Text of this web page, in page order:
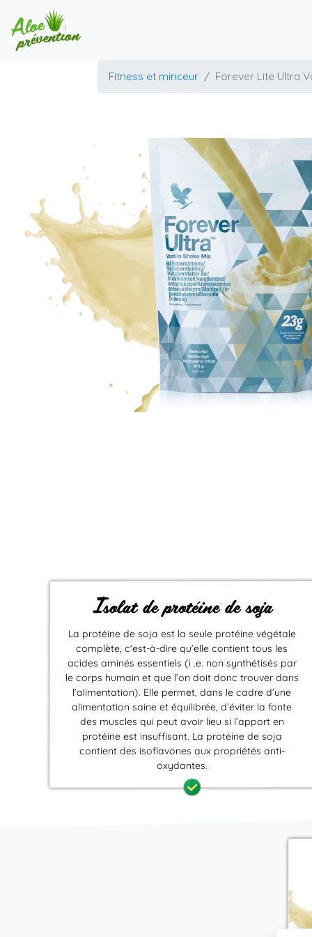
Fitness et minceur Forever Lite Ultra
Isolat de protéine de soja
La protéine de soja est la seule protéine végétale
complète, c'est-à-dire qu’elle contient tous les
acides aminés essentiels (i .e. non synthétisés par
le corps humain et que l’on doit donc trouver dans
l’alimentation). Elle permet, dans le cadre d’une
alimentation saine et équilibrée, d’éviter la fonte
des muscles qui peut avoir lieu si l’apport en
protéine est insuffisant. La protéine de soja
contient des isoflavones aux propriétés anti-
oxydantes.